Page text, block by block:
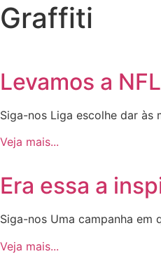
Graffiti
Levamos a
Siga-nos Liga escolhe dar às
Veja mais...
Era essa a
Siga-nos Uma campanha em
Veja mais...